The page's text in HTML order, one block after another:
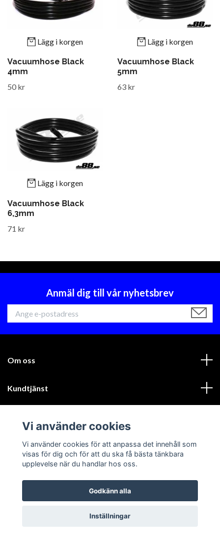
Lägg i korgen
Vacuumhose Black
4mm
50 kr
Lägg i korgen
Vacuumhose Black
5mm
63 kr
Lägg i korgen
Vacuumhose Black
6,3mm
71 kr
Anmäl dig till vår nyhetsbrev
Om oss
Kundtjänst
Sociala medier
© 2026 GIK Racing AB
Vi använder cookies
Vi använder cookies för att anpassa det innehåll som
visas för dig och för att du ska få bästa tänkbara
upplevelse när du handlar hos oss.
Godkänn alla
Inställningar